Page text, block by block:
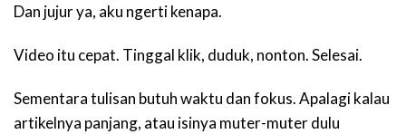
Dan jujur ya, aku ngerti kenapa.
Video itu cepat. Tinggal klik, duduk, nonton. Selesai.
Sementara tulisan butuh waktu dan fokus. Apalagi kalau
artikelnya panjang, atau isinya muter-muter dulu